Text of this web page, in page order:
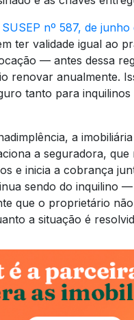
nº 587, de junho
ter validade igual ao
— antes dessa
renovar anualmente.
tanto para
a
a seguradora, que
e inicia a cobrança
sendo do inquilino
que o proprietário
a situação é